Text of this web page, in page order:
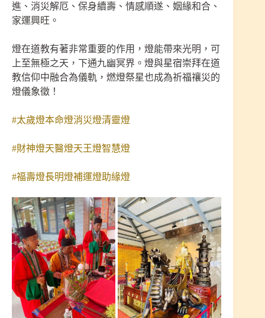
進、消災解厄、保身續壽、情感順遂、姻緣和合、
家運興旺。
燈在道教有著非常重要的作用，燈能帶來光明，可
上至無極之天，下通九幽冥界。燈與星宿崇拜在道
教信仰中融合為儀軌，燃燈祭星也成為祈福禳災的
燈儀象徵！
#太歲燈本命燈消災燈清靈燈
#財神燈天醫燈天王燈智慧燈
#福壽燈長明燈補運燈助緣燈